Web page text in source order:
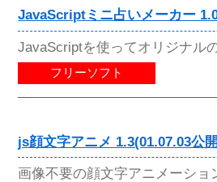
JavaScriptミニ占いメーカー
JavaScriptを使ってオリジナル
フリーソフト
js顔文字アニメ 1.3(01.07.03公
画像不要の顔文字アニメーショ